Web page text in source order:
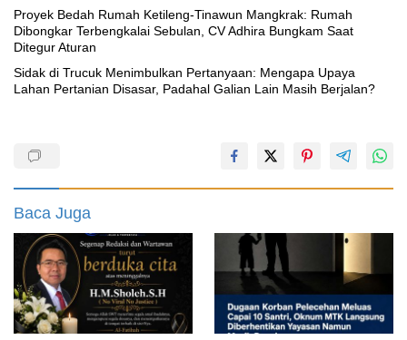
Proyek Bedah Rumah Ketileng-Tinawun Mangkrak: Rumah
Dibongkar Terbengkalai Sebulan, CV Adhira Bungkam Saat
Ditegur Aturan
‎Sidak di Trucuk Menimbulkan Pertanyaan: Mengapa Upaya
Lahan Pertanian Disasar, Padahal Galian Lain Masih Berjalan?
Baca Juga